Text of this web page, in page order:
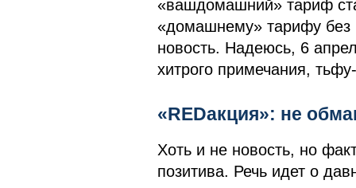
«вашдомашний» тариф
«домашнему» тарифу без
новость. Надеюсь, 6
хитрого примечания,
«REDакция»: не
Хоть и не новость, но
позитива. Речь идет о